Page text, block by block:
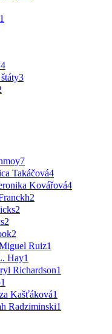
1
4
3
7
Takáčová4
Kovářová4
2
2
2
2
Ruiz1
Hay1
Richardson1
1
Kašťáková1
Radziminski1